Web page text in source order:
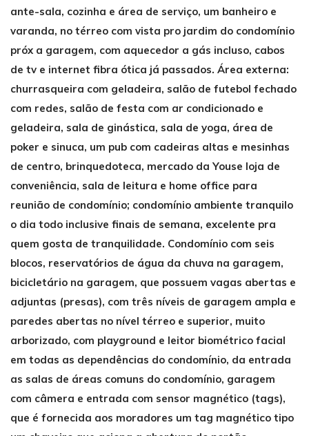
ante-sala, cozinha e área de serviço, um banheiro e
varanda, no térreo com vista pro jardim do condomínio
próx a garagem, com aquecedor a gás incluso, cabos
de tv e internet fibra ótica já passados. Área externa:
churrasqueira com geladeira, salão de futebol fechado
com redes, salão de festa com ar condicionado e
geladeira, sala de ginástica, sala de yoga, área de
poker e sinuca, um pub com cadeiras altas e mesinhas
de centro, brinquedoteca, mercado da Youse loja de
conveniência, sala de leitura e home office para
reunião de condomínio; condomínio ambiente tranquilo
o dia todo inclusive finais de semana, excelente pra
quem gosta de tranquilidade. Condomínio com seis
blocos, reservatórios de água da chuva na garagem,
bicicletário na garagem, que possuem vagas abertas e
adjuntas (presas), com três níveis de garagem ampla e
paredes abertas no nível térreo e superior, muito
arborizado, com playground e leitor biométrico facial
em todas as dependências do condomínio, da entrada
as salas de áreas comuns do condomínio, garagem
com câmera e entrada com sensor magnético (tags),
que é fornecida aos moradores um tag magnético tipo